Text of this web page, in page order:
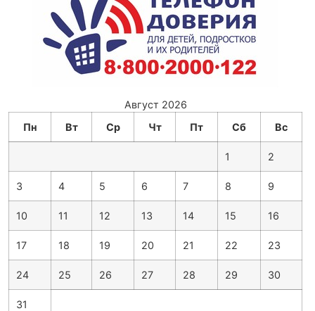
Август 2026
Пн
Вт Ср Чт Пт Сб Вс
1 2
3 4 5 6 7 8 9
10 11 12 13 14 15 16
17 18 19 20 21 22 23
24 25 26 27 28 29 30
31